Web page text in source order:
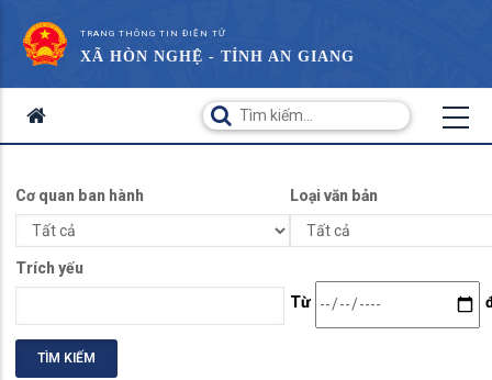
TRANG THÔNG TIN ĐIỆN TỬ
XÃ HÒN NGHỆ - TỈNH AN GIANG
Cơ quan ban hành Loại văn bản
Trích yếu
Từ